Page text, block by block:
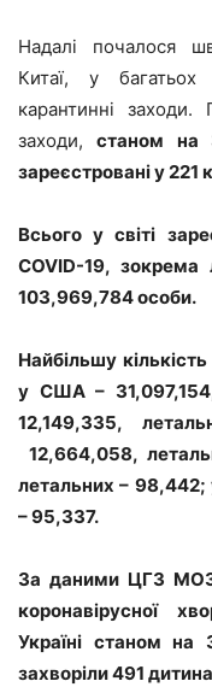
Надалі почалося
Китаї, у багатьох
карантинні заходи.
заходи,станом на
зареєстровані у 221
Всього у світі
COVID-19,
103,969,784 особи.
Найбільшу
у США –
12,149,335,
12,664,058,
летальних – 98,442;
– 95,337.
За даними ЦГЗ МОЗ
коронавірусної
Україні станом на
захворіли 491